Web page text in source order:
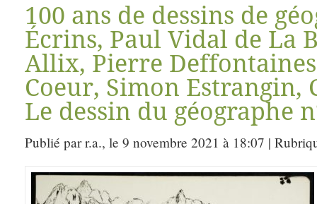
100 ans de dessins de
Écrins, Paul Vidal de La
Allix, Pierre
Coeur, Simon Estrangin,
Le dessin du géographe
Publié par r.a., le 9 novembre 2021 à 18:07 |